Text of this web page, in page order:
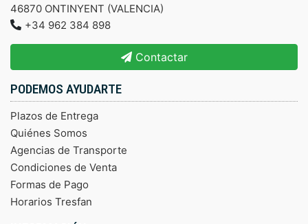
46870 ONTINYENT (VALENCIA)
+34 962 384 898
Contactar
PODEMOS AYUDARTE
Plazos de Entrega
Quiénes Somos
Agencias de Transporte
Condiciones de Venta
Formas de Pago
Horarios Tresfan